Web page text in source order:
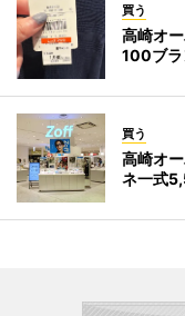
買う
高崎オ
100ブラ
買う
高崎オ
ネ一式